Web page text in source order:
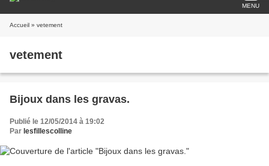
MENU
Accueil » vetement
vetement
Bijoux dans les gravas.
Publié le 12/05/2014 à 19:02
Par lesfillescolline